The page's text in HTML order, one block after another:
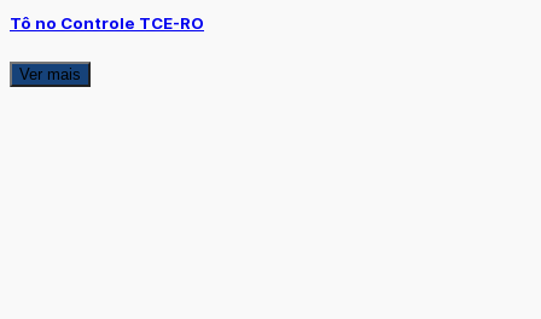
Tô no Controle TCE-RO
Ver mais